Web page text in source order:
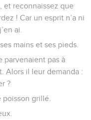
et reconnaissez que
! Car un esprit n’a ni
ai.
mains et ses pieds.
parvenaient pas à
Alors il leur demanda :
?
grillé.